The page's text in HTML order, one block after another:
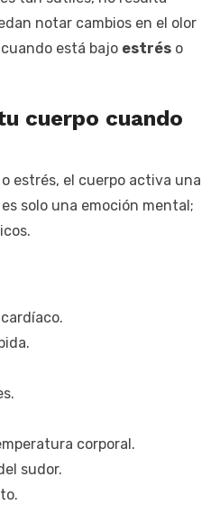
notar cambios en el olor
está bajo estrés o
cuerpo cuando
estrés, el cuerpo activa una
solo una emoción mental;
corporal.
sudor.